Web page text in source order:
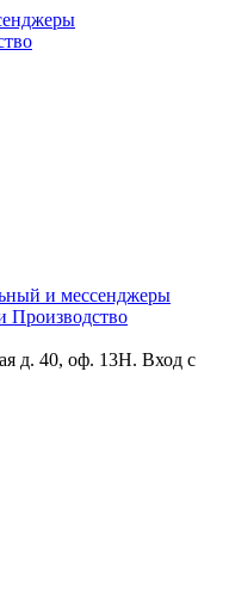
и мессенджеры
Производство
д. 40, оф. 13Н. Вход с